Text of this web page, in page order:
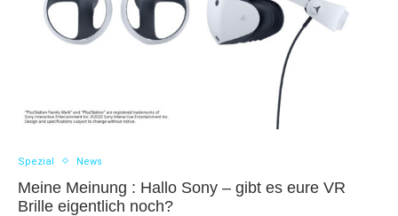
Spezial News
Meine Meinung : Hallo Sony – gibt es eure VR
Brille eigentlich noch?